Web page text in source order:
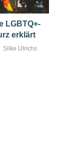
LGBTQ+-
erklärt
Silke Ulrichs